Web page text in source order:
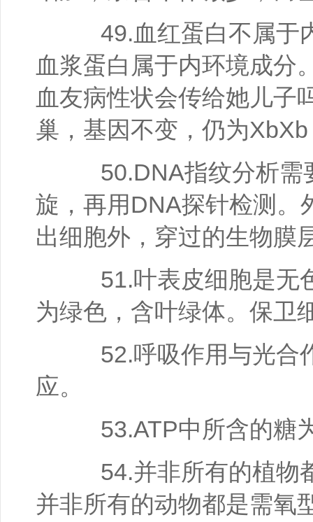
49.血红蛋白不属于
血浆蛋白属于内环境成分
血友病性状会传给她儿子
巢，基因不变，仍为
50.DNA指纹分析需
旋，再用DNA探针检测。
出细胞外，穿过的生物膜
51.叶表皮细胞是无
为绿色，含叶绿体。保卫
52.呼吸作用与光合
应。
53.ATP中所含的糖
54.并非所有的植物
并非所有的动物都是需氧